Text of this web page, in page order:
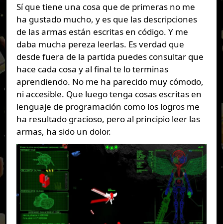
Sí que tiene una cosa que de primeras no me
ha gustado mucho, y es que las descripciones
de las armas están escritas en código. Y me
daba mucha pereza leerlas. Es verdad que
desde fuera de la partida puedes consultar que
hace cada cosa y al final te lo terminas
aprendiendo. No me ha parecido muy cómodo,
ni accesible. Que luego tenga cosas escritas en
lenguaje de programación como los logros me
ha resultado gracioso, pero al principio leer las
armas, ha sido un dolor.